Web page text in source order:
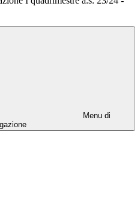
Menu di